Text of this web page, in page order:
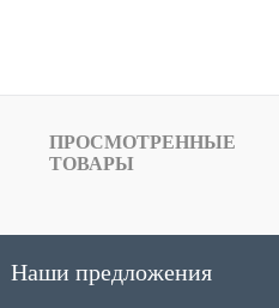
ПРОСМОТРЕННЫЕ
ТОВАРЫ
Наши предложения